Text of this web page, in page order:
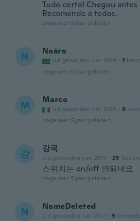
Tudo certo! Chegou antes
Recomendo a todos.
ongeveer 5 jaar geleden
N Naára
Lid geworden van 2019 · 7
ongeveer 5 jaar geleden
M Marco
Lid geworden van 2015 · 6
ongeveer 5 jaar geleden
강 강국
Lid geworden van 2019 · 23
스위치는 on/off 안되네요
ongeveer 5 jaar geleden
N NameDeleted
Lid geworden van 2017 · 5